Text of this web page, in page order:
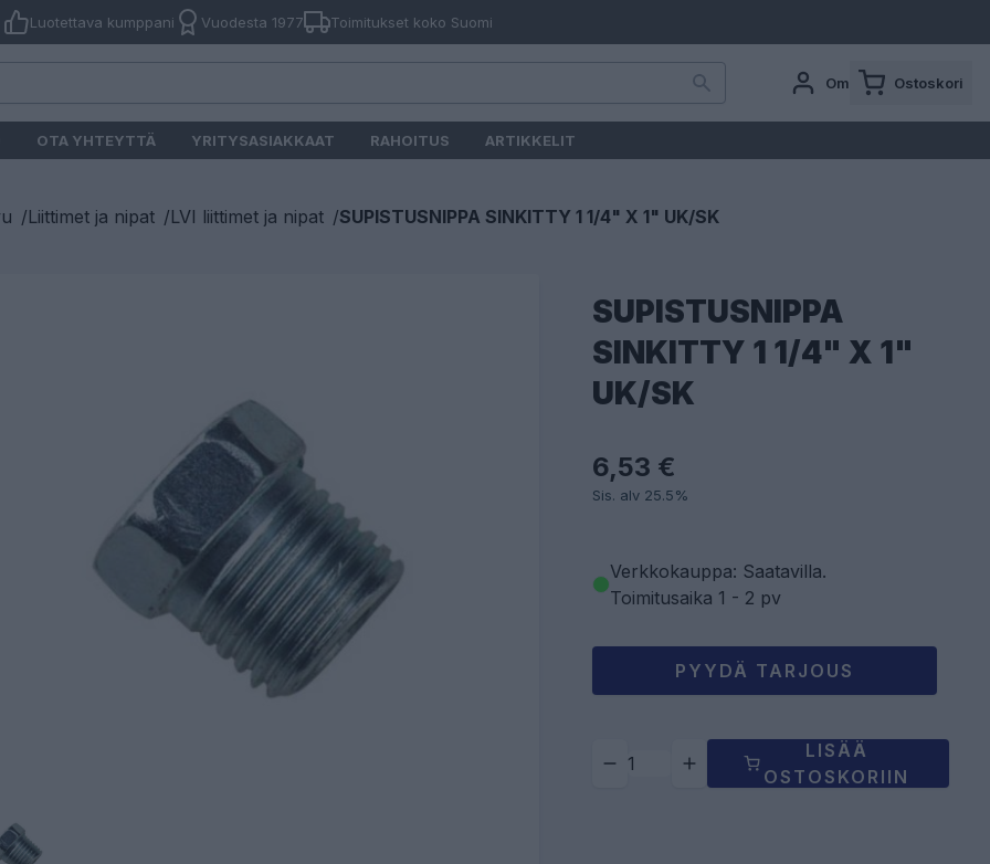
Luotettava kumppani Vuodesta 1977 Toimitukset koko Suomi
Oma tili Ostoskori
OTA YHTEYTTÄ YRITYSASIAKKAAT RAHOITUS ARTIKKELIT
/Liittimet ja nipat /LVI liittimet ja nipat /SUPISTUSNIPPA SINKITTY 1 1/4" X 1" UK/SK
SUPISTUSNIPPA
SINKITTY 1 1/4" X 1"
UK/SK
6,53 €
Sis. alv 25.5%
Verkkokauppa: Saatavilla.
Toimitusaika 1 - 2 pv
PYYDÄ TARJOUS
LISÄÄ
OSTOSKORIIN